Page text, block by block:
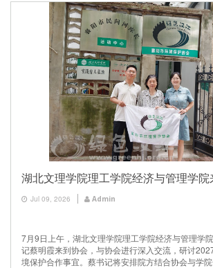
湖北文理学院理工学院经济与管理学院
Jul 09, 2026 Admin
7月9日上午，湖北文理学院理工学院经济与管理学
记蔡明霞来到协会，与协会进行深入交流，研讨
境保护合作事宜。蔡书记将安排院方结合协会与学